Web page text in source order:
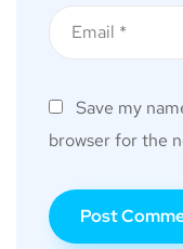
Save my
browser for the